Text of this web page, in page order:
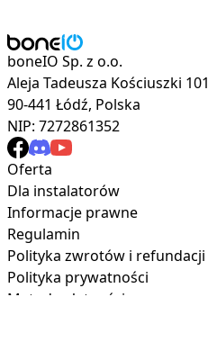
boneIO Sp. z o.o.
Aleja Tadeusza Kościuszki 101
90-441 Łódź, Polska
NIP: 7272861352
Oferta
Dla instalatorów
Informacje prawne
Regulamin
Polityka zwrotów i refundacji
Polityka prywatności
Metody płatności